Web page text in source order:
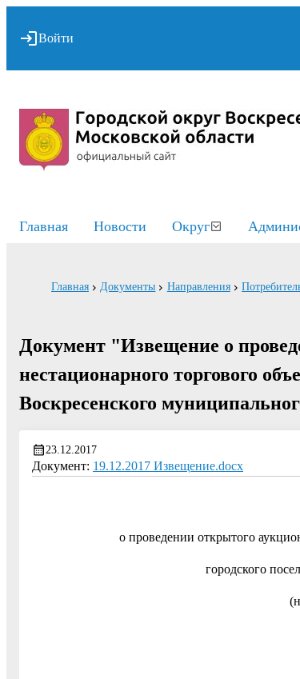
Войти
Главная Новости Округ
Главная Документы Направления
Документ "Извещение о
нестационарного торгового
Воскресенского
23.12.2017
Документ: 19.12.2017 Извещение.docx
о проведении открытого
городского